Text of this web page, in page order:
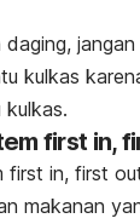
kulkas
kulkas.
first in,
first in, first
makanan